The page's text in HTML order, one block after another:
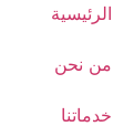
الرئيسية
من نحن
خدماتنا